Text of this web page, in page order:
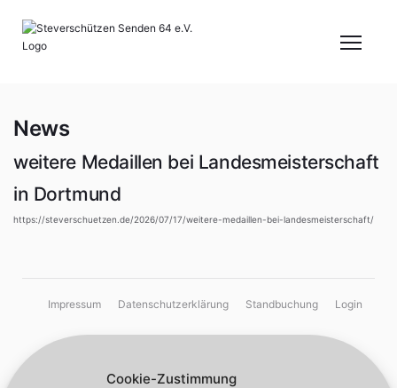
Cookie-Zustimmung
News
weitere Medaillen bei Landesmeisterschaft
in Dortmund
https://steverschuetzen.de/2026/07/17/weitere-medaillen-bei-landesmeisterschaft/
Impressum Datenschutzerklärung Standbuchung Login